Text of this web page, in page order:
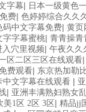
字幕| 日本一级黄色
费| 色婷婷综合久久
码中文字幕免费| 黄页
字字幕蜜桃| 青青操青
穴里视频| 午夜久久
区二区三区在线观看
费观看| 东京热加勒
中文字幕在线观看 |
| 亚洲丰满熟妇熟女
美1区 2区 3区| 精品jj